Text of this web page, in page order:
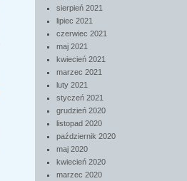
sierpień 2021
lipiec 2021
czerwiec 2021
maj 2021
kwiecień 2021
marzec 2021
luty 2021
styczeń 2021
grudzień 2020
listopad 2020
październik 2020
maj 2020
kwiecień 2020
marzec 2020